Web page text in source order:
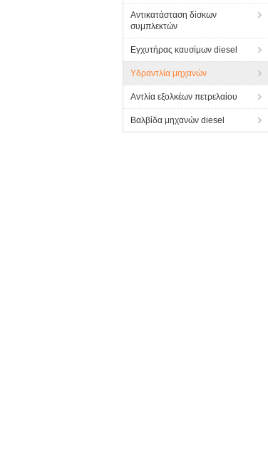
Αντικατάσταση δίσκων
συμπλεκτών
Εγχυτήρας καυσίμων diesel
Υδραντλία μηχανών
Αντλία εξολκέων πετρελαίου
Βαλβίδα μηχανών diesel